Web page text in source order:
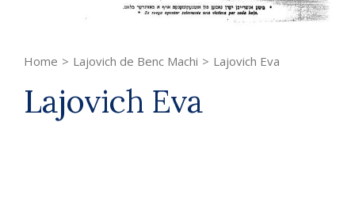
Home > Lajovich de Benc Machi > Lajovich Eva
Lajovich Eva